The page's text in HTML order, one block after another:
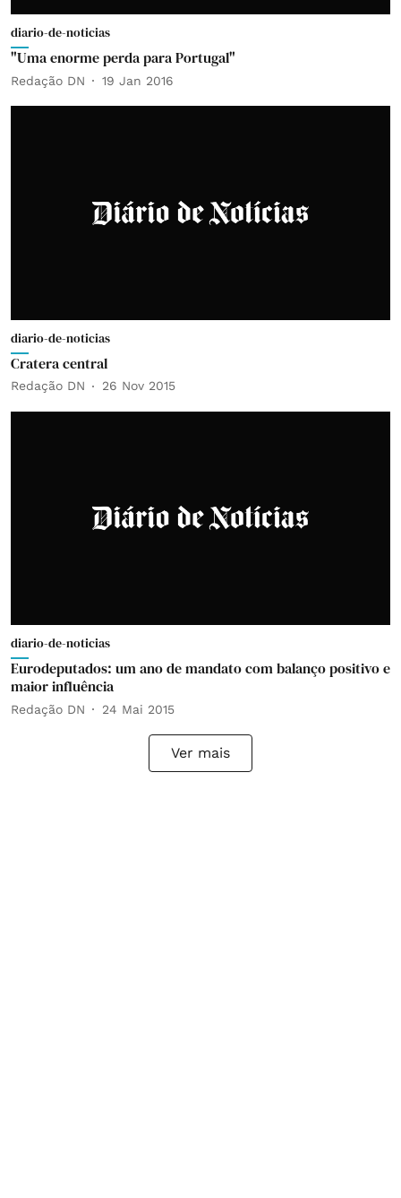
diario-de-noticias
"Uma enorme perda para Portugal"
Redação DN 19 Jan 2016
diario-de-noticias
Cratera central
Redação DN 26 Nov 2015
diario-de-noticias
Eurodeputados: um ano de mandato com balanço positivo e
maior influência
Redação DN 24 Mai 2015
Ver mais